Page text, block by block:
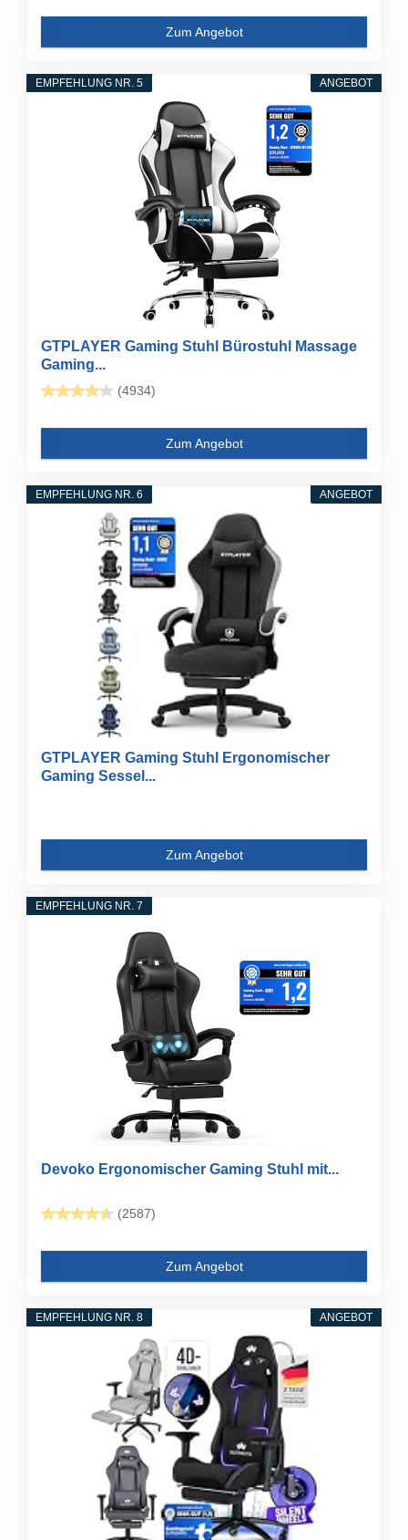
Zum Angebot
ANGEBOT
EMPFEHLUNG NR. 5
GTPLAYER Gaming Stuhl Bürostuhl Massage
Gaming...
(4934)
Zum Angebot
ANGEBOT
EMPFEHLUNG NR. 6
GTPLAYER Gaming Stuhl Ergonomischer
Gaming Sessel...
Zum Angebot
EMPFEHLUNG NR. 7
Devoko Ergonomischer Gaming Stuhl mit...
(2587)
Zum Angebot
ANGEBOT
EMPFEHLUNG NR. 8